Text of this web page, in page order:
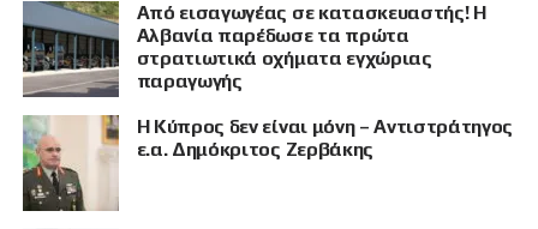
Από εισαγωγέας σε κατασκευαστής! Η
Αλβανία παρέδωσε τα πρώτα
στρατιωτικά οχήματα εγχώριας
παραγωγής
Η Κύπρος δεν είναι μόνη – Αντιστράτηγος
ε.α. Δημόκριτος Ζερβάκης